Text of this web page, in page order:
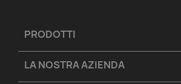
PRODOTTI
LA NOSTRA AZIENDA